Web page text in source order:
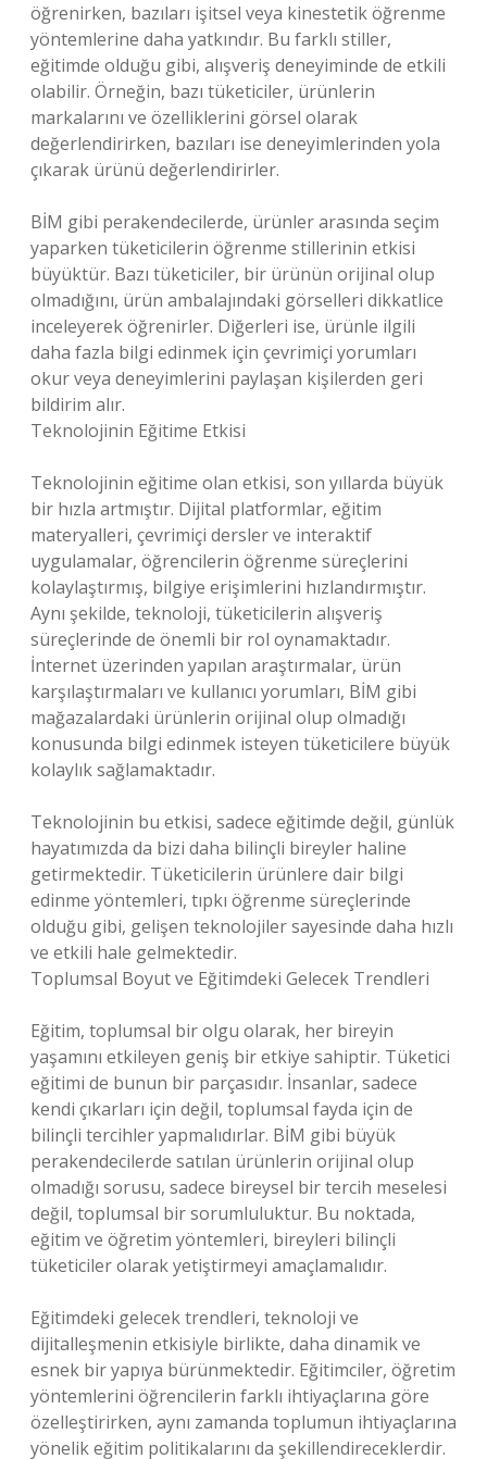
öğrenirken, bazıları işitsel veya kinestetik öğrenme
yöntemlerine daha yatkındır. Bu farklı stiller,
eğitimde olduğu gibi, alışveriş deneyiminde de etkili
olabilir. Örneğin, bazı tüketiciler, ürünlerin
markalarını ve özelliklerini görsel olarak
değerlendirirken, bazıları ise deneyimlerinden yola
çıkarak ürünü değerlendirirler.
BİM gibi perakendecilerde, ürünler arasında seçim
yaparken tüketicilerin öğrenme stillerinin etkisi
büyüktür. Bazı tüketiciler, bir ürünün orijinal olup
olmadığını, ürün ambalajındaki görselleri dikkatlice
inceleyerek öğrenirler. Diğerleri ise, ürünle ilgili
daha fazla bilgi edinmek için çevrimiçi yorumları
okur veya deneyimlerini paylaşan kişilerden geri
bildirim alır.
Teknolojinin Eğitime Etkisi
Teknolojinin eğitime olan etkisi, son yıllarda büyük
bir hızla artmıştır. Dijital platformlar, eğitim
materyalleri, çevrimiçi dersler ve interaktif
uygulamalar, öğrencilerin öğrenme süreçlerini
kolaylaştırmış, bilgiye erişimlerini hızlandırmıştır.
Aynı şekilde, teknoloji, tüketicilerin alışveriş
süreçlerinde de önemli bir rol oynamaktadır.
İnternet üzerinden yapılan araştırmalar, ürün
karşılaştırmaları ve kullanıcı yorumları, BİM gibi
mağazalardaki ürünlerin orijinal olup olmadığı
konusunda bilgi edinmek isteyen tüketicilere büyük
kolaylık sağlamaktadır.
Teknolojinin bu etkisi, sadece eğitimde değil, günlük
hayatımızda da bizi daha bilinçli bireyler haline
getirmektedir. Tüketicilerin ürünlere dair bilgi
edinme yöntemleri, tıpkı öğrenme süreçlerinde
olduğu gibi, gelişen teknolojiler sayesinde daha hızlı
ve etkili hale gelmektedir.
Toplumsal Boyut ve Eğitimdeki Gelecek Trendleri
Eğitim, toplumsal bir olgu olarak, her bireyin
yaşamını etkileyen geniş bir etkiye sahiptir. Tüketici
eğitimi de bunun bir parçasıdır. İnsanlar, sadece
kendi çıkarları için değil, toplumsal fayda için de
bilinçli tercihler yapmalıdırlar. BİM gibi büyük
perakendecilerde satılan ürünlerin orijinal olup
olmadığı sorusu, sadece bireysel bir tercih meselesi
değil, toplumsal bir sorumluluktur. Bu noktada,
eğitim ve öğretim yöntemleri, bireyleri bilinçli
tüketiciler olarak yetiştirmeyi amaçlamalıdır.
Eğitimdeki gelecek trendleri, teknoloji ve
dijitalleşmenin etkisiyle birlikte, daha dinamik ve
esnek bir yapıya bürünmektedir. Eğitimciler, öğretim
yöntemlerini öğrencilerin farklı ihtiyaçlarına göre
özelleştirirken, aynı zamanda toplumun ihtiyaçlarına
yönelik eğitim politikalarını da şekillendireceklerdir.